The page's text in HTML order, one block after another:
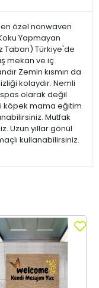
özel nonwaven
Yapmayan
Taban) Türkiye'de
mekan ve iç
Zemin kısmın da
kolaydır. Nemli
olarak değil
köpek mama eğitim
Mutfak
Uzun yıllar gönül
kullanabilirsiniz.